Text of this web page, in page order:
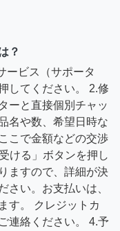
？
ービス（サポータ
してください。 2.修
ーと直接個別チャッ
名や数、希望日時な
こで金額などの交渉
ける」ボタンを押し
ますので、詳細が決
さい。お支払いは、
す。 クレジットカ
連絡ください。 4.予